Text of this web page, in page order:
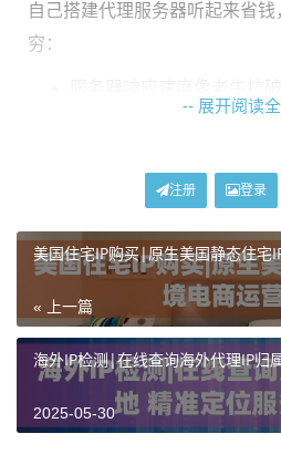
自己搭建代理服务器听起来省
穷：
不同地区的访问路线没优
服务器高
神龙海外代理IP的智能路由系统
他们家的IP池每24小时自动更
的"新鲜度"。
HTTP正向代理实战配置
-- 展开阅读
注册 登录
美国住宅IP购买|原生美国静态住宅
« 上一篇
海外IP检测|在线查询海外代理IP归
2025-05-30